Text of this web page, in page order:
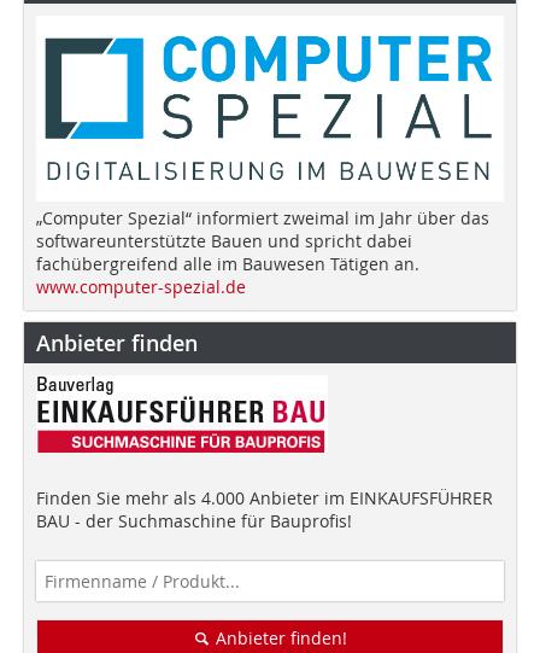
„Computer Spezial“ informiert zweimal im Jahr über das
softwareunterstützte Bauen und spricht dabei
fachübergreifend alle im Bauwesen Tätigen an.
www.computer-spezial.de
Anbieter finden
Finden Sie mehr als 4.000 Anbieter im EINKAUFSFÜHRER
BAU - der Suchmaschine für Bauprofis!
Anbieter finden!